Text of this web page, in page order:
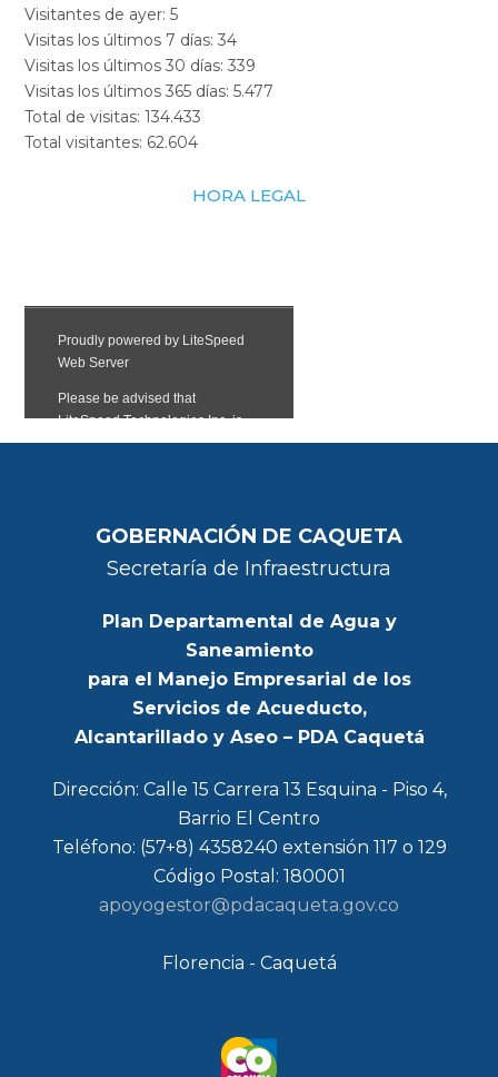
Visitantes de ayer:5
Visitas los últimos 7 días:34
Visitas los últimos 30 días:339
Visitas los últimos 365 días:5.477
Total de visitas:134.433
Total visitantes: 62.604
HORA LEGAL
GOBERNACIÓN DE CAQUETA
Secretaría de Infraestructura
Plan Departamental de Agua y
Saneamiento
para el Manejo Empresarial de los
Servicios de Acueducto,
Alcantarillado y Aseo – PDA Caquetá
Dirección: Calle 15 Carrera 13 Esquina - Piso 4,
Barrio El Centro
Teléfono: (57+8) 4358240 extensión 117 o 129
Código Postal: 180001
apoyogestor@pdacaqueta.gov.co
Florencia - Caquetá